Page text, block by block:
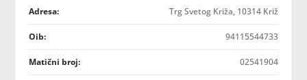
Adresa: Trg Svetog Križa, 10314 Križ
Oib: 94115544733
Matični broj: 02541904